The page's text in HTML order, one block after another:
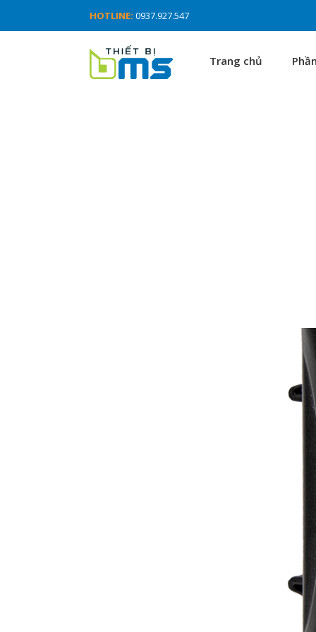
HOTLINE: 0937.927.547
Trang chủ